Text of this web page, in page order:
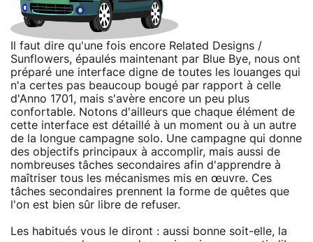
Il faut dire qu'une fois encore Related Designs /
Sunflowers, épaulés maintenant par Blue Bye, nous ont
préparé une interface digne de toutes les louanges qui
n'a certes pas beaucoup bougé par rapport à celle
d'Anno 1701, mais s'avère encore un peu plus
confortable. Notons d'ailleurs que chaque élément de
cette interface est détaillé à un moment ou à un autre
de la longue campagne solo. Une campagne qui donne
des objectifs principaux à accomplir, mais aussi de
nombreuses tâches secondaires afin d'apprendre à
maîtriser tous les mécanismes mis en œuvre. Ces
tâches secondaires prennent la forme de quêtes que
l'on est bien sûr libre de refuser.
Les habitués vous le diront : aussi bonne soit-elle, la